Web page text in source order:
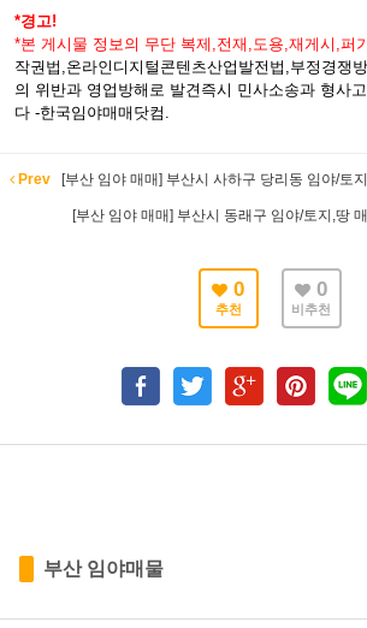
*경고!
*본 게시물 정보의 무단 복제,전재,도용,재게시,퍼
작권법,온라인디지털콘텐츠산업발전법,부정경쟁
의 위반과 영업방해로 발견즉시 민사소송과 형사
다 -한국임야매매닷컴.
Prev [부산 임야 매매] 부산시 사하구 당리동 임야/토
[부산 임야 매매] 부산시 동래구 임야/토지,땅
0
추천
0
비추천
부산 임야매물